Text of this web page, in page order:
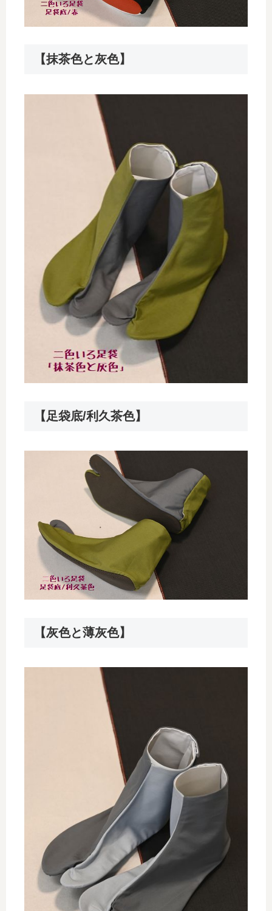
【抹茶色と灰色】
【足袋底/利久茶色】
【灰色と薄灰色】